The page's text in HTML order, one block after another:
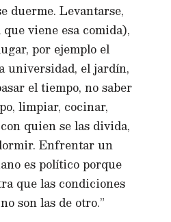
duerme. Levantarse,
viene esa comida),
por ejemplo el
universidad, el jardín,
el tiempo, no saber
limpiar, cocinar,
quien se las divida,
Enfrentar un
es político porque
que las condiciones
son las de otro.”